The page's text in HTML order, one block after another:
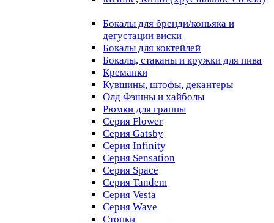
Бокалы для бренди/коньяка и
дегустации виски
Бокалы для коктейлей
Бокалы, стаканы и кружки для пива
Креманки
Кувшины, штофы, декантеры
Олд Фэшны и хайболы
Рюмки для граппы
Серия Flower
Серия Gatsby
Серия Infinity
Серия Sensation
Серия Space
Серия Tandem
Серия Vesta
Серия Wave
Стопки